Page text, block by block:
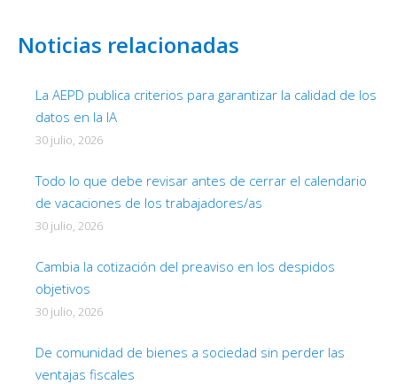
Noticias relacionadas
La AEPD publica criterios para garantizar la calidad de los
datos en la IA
30 julio, 2026
Todo lo que debe revisar antes de cerrar el calendario
de vacaciones de los trabajadores/as
30 julio, 2026
Cambia la cotización del preaviso en los despidos
objetivos
30 julio, 2026
De comunidad de bienes a sociedad sin perder las
ventajas fiscales